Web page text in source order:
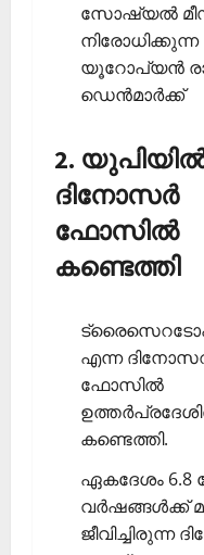
സോഷ്യല്‍
നിരോധിക്കുന്ന
യൂറോപ്യന്‍
ഡെന്‍മാര്‍ക്ക്‌
2.
ദിനോസര്‍
ഫോസില്‍
കണ്ടെത്തി
എന്ന
ഫോസില്‍
കണ്ടെത്തി.
ഏകദേശം 6.8
വര്‍ഷങ്ങള്‍ക്ക്
ജീവിച്ചിരുന്ന